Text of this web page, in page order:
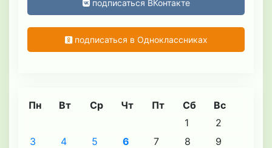
подписаться ВКонтакте
подписаться в Одноклассниках
Пн Вт Ср Чт Пт Сб Вс
1
2
3
4 5 6 7 8
9